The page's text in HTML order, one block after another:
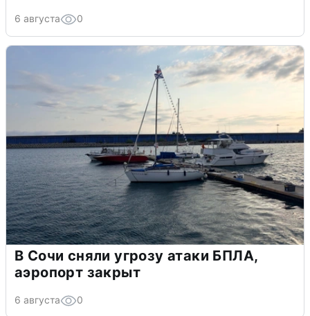
6 августа 0
В Сочи сняли угрозу атаки БПЛА,
аэропорт закрыт
6 августа 0